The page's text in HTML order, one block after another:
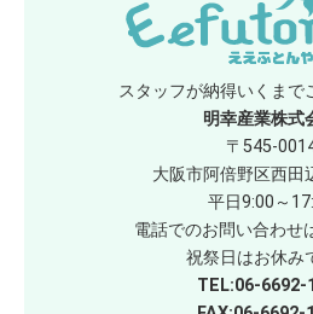
スタッフが納得いくまで
明幸産業株式
〒545-
大阪市阿倍野区西田
平日9:00～
電話でのお問い合わせ
祝祭日はお休み
TEL:06-6692-